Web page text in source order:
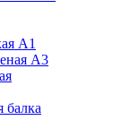
А1
А3
балка